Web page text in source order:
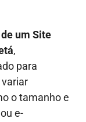
um Site
,
para
variar
o tamanho e
e-